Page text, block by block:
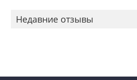
Недавние отзывы